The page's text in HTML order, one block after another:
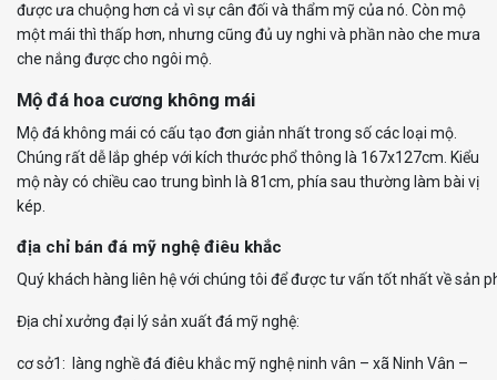
được ưa chuộng hơn cả vì sự cân đối và thẩm mỹ của nó. Còn mộ
một mái thì thấp hơn, nhưng cũng đủ uy nghi và phần nào che mưa
che nắng được cho ngôi mộ.
Mộ đá hoa cương không mái
Mộ đá không mái có cấu tạo đơn giản nhất trong số các loại mộ.
Chúng rất dễ lắp ghép với kích thước phổ thông là 167x127cm. Kiểu
mộ này có chiều cao trung bình là 81cm, phía sau thường làm bài vị
kép.
địa chỉ bán đá mỹ nghệ điêu khắc
Quý khách hàng liên hệ với chúng tôi để được tư vấn tốt nhất về sản
Địa chỉ xưởng đại lý sản xuất đá mỹ nghệ:
cơ sở1: làng nghề đá điêu khắc mỹ nghệ ninh vân – xã Ninh Vân –